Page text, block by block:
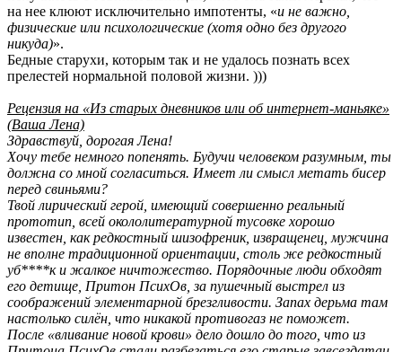
на нее клюют исключительно импотенты, «и не важно,
физические или психологические (хотя одно без другого
никуда)».
Бедные старухи, которым так и не удалось познать всех
прелестей нормальной половой жизни. )))
Рецензия на «Из старых дневников или об интернет-маньяке»
(Ваша Лена)
Здравствуй, дорогая Лена!
Хочу тебе немного попенять. Будучи человеком разумным, ты
должна со мной согласиться. Имеет ли смысл метать бисер
перед свиньями?
Твой лирический герой, имеющий совершенно реальный
прототип, всей окололитературной тусовке хорошо
известен, как редкостный шизофреник, извращенец, мужчина
не вполне традиционной ориентации, столь же редкостный
уб****к и жалкое ничтожество. Порядочные люди обходят
его детище, Притон ПсихОв, за пушечный выстрел из
соображений элементарной брезгливости. Запах дерьма там
настолько силён, что никакой противогаз не поможет.
После «вливание новой крови» дело дошло до того, что из